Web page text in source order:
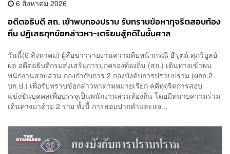
6 สิงหาคม 2026
อดีตอธิบดี สถ. เข้าพบกองปราบ รับทราบข้อหาทุจริตสอบท้อง
ถิ่น ปฏิเสธทุกข้อกล่าวหา-เตรียมสู้คดีในชั้นศาล
วันนี้(6 สิงหาคม) ผู้สื่อข่าวรายงานความคืบหน้ากรณี ธีรุตม์ ศุภวิบูลย์
ผล อดีตอธิบดีกรมส่งเสริมการปกครองท้องถิ่น (สถ.) เดินทางเข้าพบ
พนักงานสอบสวน กองกำกับการ 2 กองบังคับการปราบปราม (ผกก.2
บก.ป.) เพื่อรับทราบข้อกล่าวหาตามหมายเรียก คดีทุจริตการสอบ
แข่งขันบุคคลเพื่อบรรจุเป็นพนักงานส่วนท้องถิ่น โดยมีทนายความร่วม
เดินทางมาด้วย 2 ราย ทั้งนี้ การสอบปากคำและแจ...